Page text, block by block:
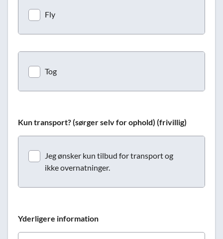
Fly
Tog
Kun transport? (sørger selv for ophold) (frivillig)
Jeg ønsker kun tilbud for transport og
ikke overnatninger.
Yderligere information